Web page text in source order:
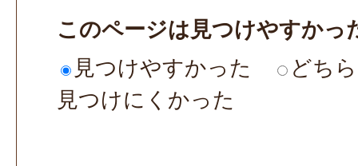
このページは見つけやすかっ
見つけやすかった
どち
見つけにくかった